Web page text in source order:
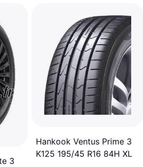
3
Hankook Ventus Prime 3
K125 195/45 R16 84H XL